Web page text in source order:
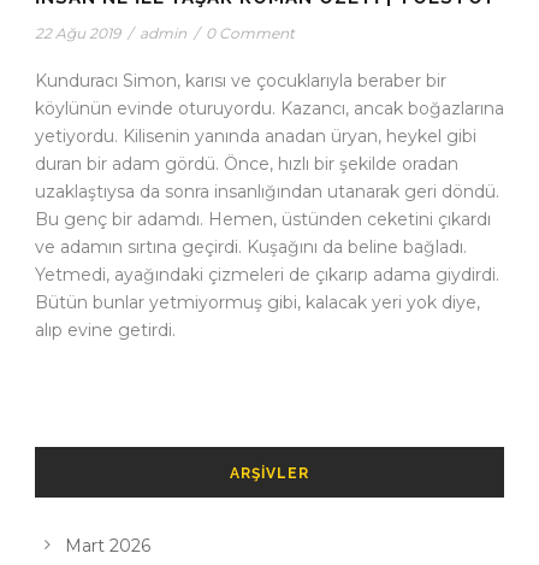
22 Ağu 2019 / admin / 0 Comment
Kunduracı Simon, karısı ve çocuklarıyla beraber bir
köylünün evinde oturuyordu. Kazancı, ancak boğazlarına
yetiyordu. Kilisenin yanında anadan üryan, heykel gibi
duran bir adam gördü. Önce, hızlı bir şekilde oradan
uzaklaştıysa da sonra insanlığından utanarak geri döndü.
Bu genç bir adamdı. Hemen, üstünden ceketini çıkardı
ve adamın sırtına geçirdi. Kuşağını da beline bağladı.
Yetmedi, ayağındaki çizmeleri de çıkarıp adama giydirdi.
Bütün bunlar yetmiyormuş gibi, kalacak yeri yok diye,
alıp evine getirdi.
ARŞIVLER
Mart 2026